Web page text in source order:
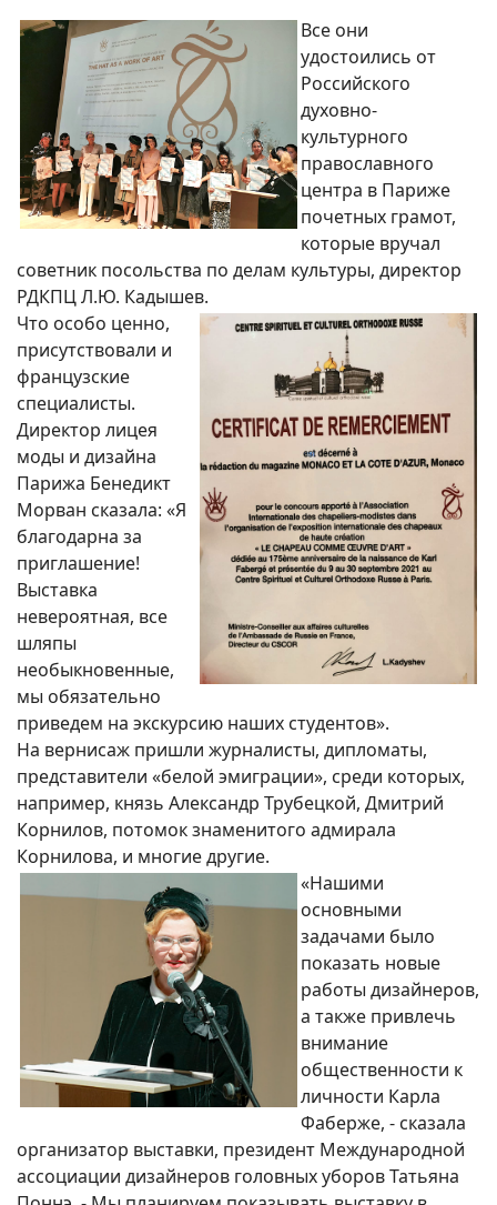
Все они
удостоились от
Российского
духовно-
культурного
православного
центра в Париже
почетных грамот,
которые вручал
советник посольства по делам культуры, директор
РДКПЦ Л.Ю. Кадышев.
Что особо ценно,
присутствовали и
французские
специалисты.
Директор лицея
моды и дизайна
Парижа Бенедикт
Морван сказала: «Я
благодарна за
приглашение!
Выставка
невероятная, все
шляпы
необыкновенные,
мы обязательно
приведем на экскурсию наших студентов».
На вернисаж пришли журналисты, дипломаты,
представители «белой эмиграции», среди которых,
например, князь Александр Трубецкой, Дмитрий
Корнилов, потомок знаменитого адмирала
Корнилова, и многие другие.
«Нашими
основными
задачами было
показать новые
работы дизайнеров,
а также привлечь
внимание
общественности к
личности Карла
Фаберже, - сказала
организатор выставки, президент Международной
ассоциации дизайнеров головных уборов Татьяна